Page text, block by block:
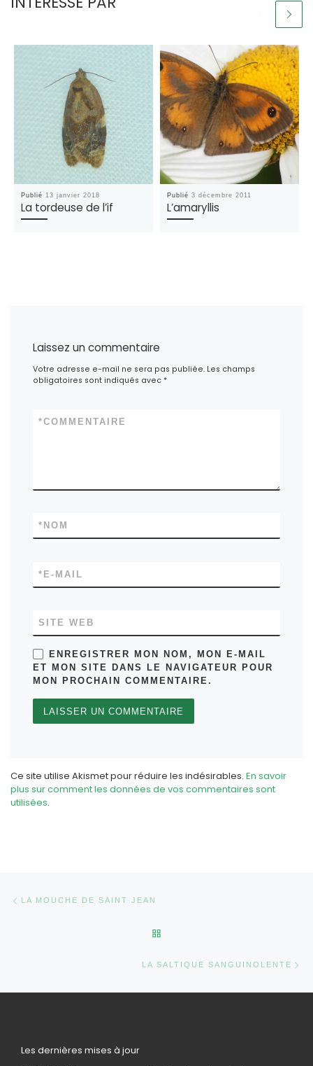
Publié13 janvier 2018
La tordeuse de l’if
Publié3 décembre 2011
L’amaryllis
Laissez un commentaire
Votre adresse e-mail ne sera pas publiée. Les champs
obligatoires sont indiqués avec*
COMMENTAIRE
*
NOM
*
E-MAIL
*
SITE WEB
ENREGISTRER MON NOM, MON E-MAIL
ET MON SITE DANS LE NAVIGATEUR POUR
MON PROCHAIN COMMENTAIRE.
Ce site utilise Akismet pour réduire les indésirables. En savoir
plus sur comment les données de vos commentaires sont
utilisées.
LA MOUCHE DE SAINT JEAN
LA SALTIQUE SANGUINOLENTE
Les dernières mises à jour